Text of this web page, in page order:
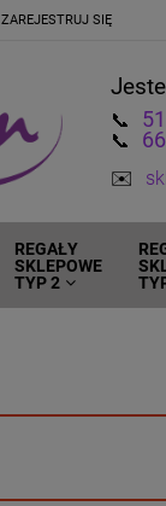
ZAREJESTRUJ SIĘ
📞
📞
✉️
REGAŁY
SKLEPOWE
TYP 2